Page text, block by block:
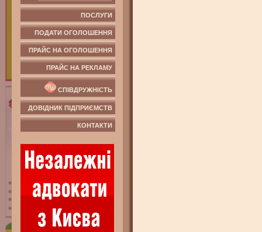
ПОСЛУГИ
ПОДАТИ ОГОЛОШЕННЯ
ПРАЙС НА ОГОЛОШЕННЯ
ПРАЙС НА РЕКЛАМУ
СПІВДРУЖНІСТЬ
ДОВІДНИК ПІДПРИЄМСТВ
КОНТАКТИ